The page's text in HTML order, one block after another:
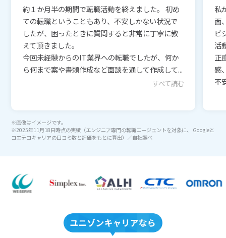
約１か月半の期間で転職活動を終えました。 初め
ての転職ということもあり、不安しかない状況で
したが、困ったときに質問すると非常に丁寧に教
えて頂きました。
今回未経験からのIT業界への転職でしたが、何か
ら何まで案や書類作成など面談を通して作成して...
すべて読む
私
面
ビ
活
正
感
不
※画像はイメージです。
※2025年11月18日時点の実績（エンジニア専門の転職エージェントを対象に、 Googleと
コエテコキャリアの口コミ数と評価をもとに算出）／自社調べ